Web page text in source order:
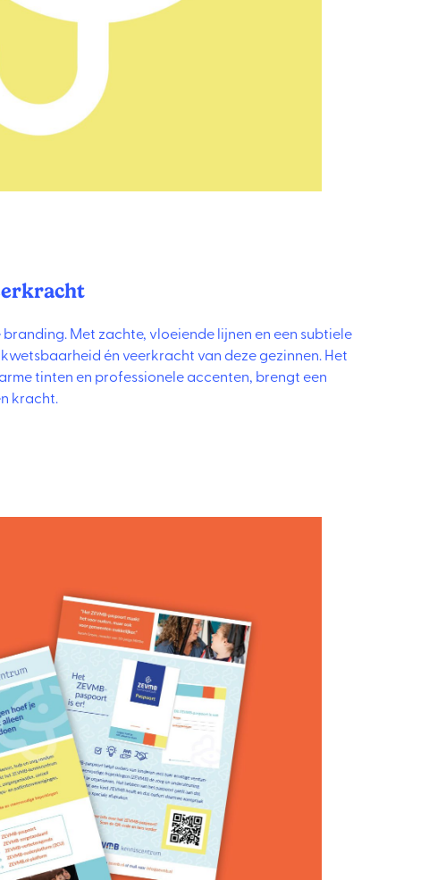
Met zachte, vloeiende lijnen en een subtiele
én veerkracht van deze gezinnen. Het
tinten en professionele accenten, brengt een
kracht.